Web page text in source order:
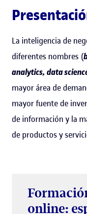
La inteligencia de
diferentes nombres (
analytics, data
mayor área de
mayor fuente de
de información y la
de productos y
online: